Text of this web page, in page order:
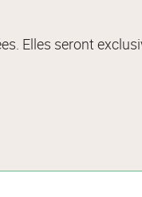
Elles seront